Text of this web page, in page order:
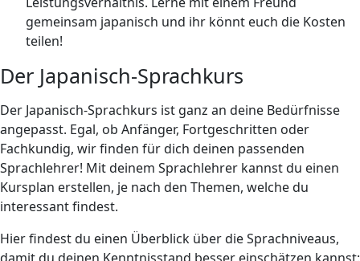
gemeinsam japanisch und ihr könnt euch die Kosten
teilen!
Der Japanisch-Sprachkurs
Der Japanisch-Sprachkurs ist ganz an deine Bedürfnisse
angepasst. Egal, ob Anfänger, Fortgeschritten oder
Fachkundig, wir finden für dich deinen passenden
Sprachlehrer! Mit deinem Sprachlehrer kannst du einen
Kursplan erstellen, je nach den Themen, welche du
interessant findest.
Hier findest du einen Überblick über die Sprachniveaus,